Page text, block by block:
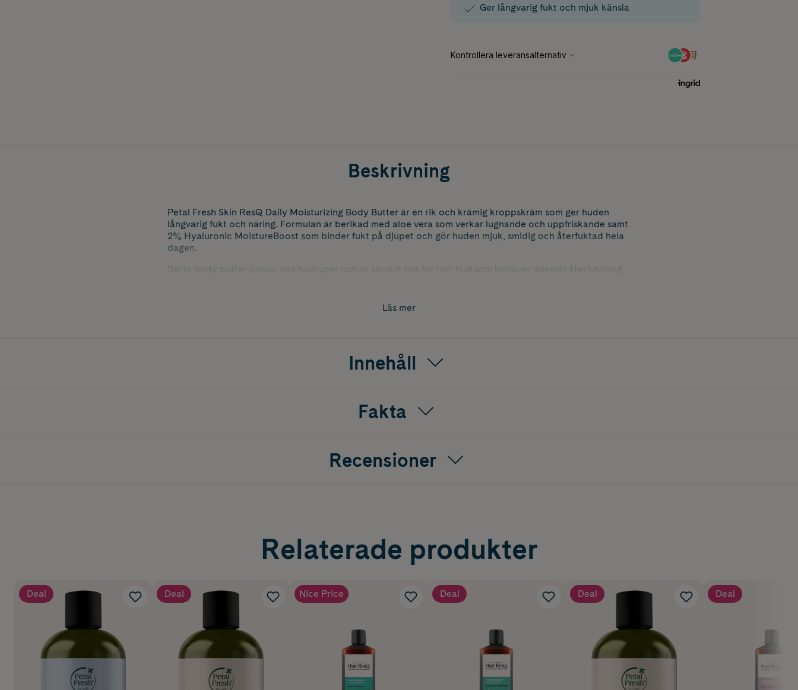
Ger långvarig fukt och mjuk känsla
Beskrivning
Petal Fresh Skin ResQ Daily Moisturizing Body Butter är en rik och krämig kroppskräm som ger huden
långvarig fukt och näring. Formulan är berikad med aloe vera som verkar lugnande och uppfriskande samt
2% Hyaluronic MoistureBoost som binder fukt på djupet och gör huden mjuk, smidig och återfuktad hela
dagen.
Detta body butter passar alla hudtyper och är särskilt bra för torr hud som behöver intensiv återfuktning
Läs mer
Innehåll
Fakta
Recensioner
Relaterade produkter
Deal Deal Nice Price Deal Deal Deal